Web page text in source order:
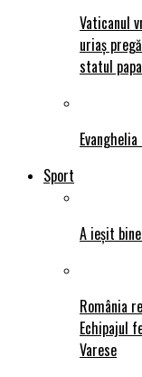
Vaticanul
uriaș
statul
Sport
A ieșit bine
România
Echipajul
Varese